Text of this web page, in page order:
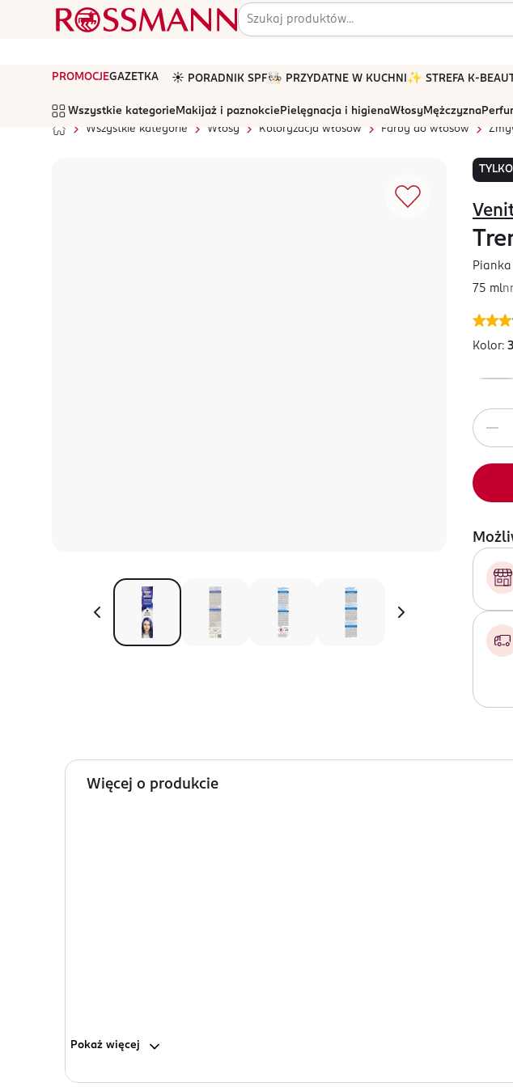
PROMOCJEGAZETKA ☀️ PORADNIK SPF🧑🏻‍🍳 PRZYDATNE W KUCHNI ✨ STREFA K-
Wszystkie kategorie Makijaż i paznokcie Pielęgnacja i higienaWłosyMężczyzna
Wszystkie kategorie
Włosy Koloryzacja włosów Farby do włosów
75 ml
Kolor:
Więcej o produkcie
Pokaż więcej